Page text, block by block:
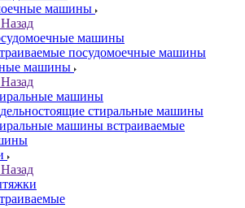
машины
Назад
машины
посудомоечные машины
машины
Назад
машины
стиральные машины
машины встраиваемые
Назад